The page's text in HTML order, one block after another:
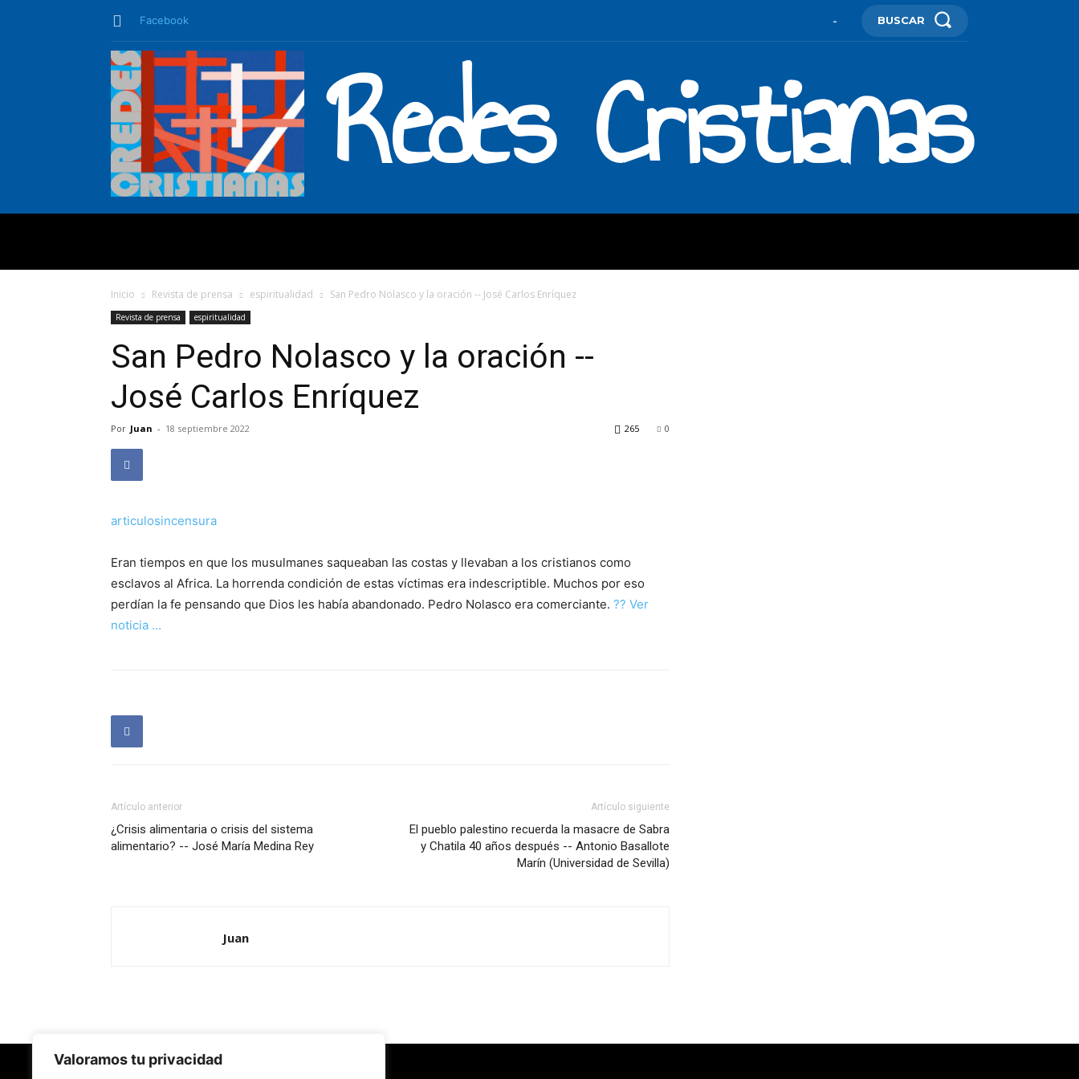
Valoramos tu privacidad
Facebook - BUSCAR
Redes Cristianas
Inicio Revista de prensa espiritualidad San Pedro Nolasco y la oración -- José Carlos Enríquez
Revista de prensa espiritualidad
San Pedro Nolasco y la oración --
José Carlos Enríquez
Por Juan - 18 septiembre 2022 0
265
articulosincensura
Eran tiempos en que los musulmanes saqueaban las costas y llevaban a los cristianos como
esclavos al Africa. La horrenda condición de estas víctimas era indescriptible. Muchos por eso
perdían la fe pensando que Dios les había abandonado. Pedro Nolasco era comerciante. ?? Ver
noticia …
Artículo anterior
¿Crisis alimentaria o crisis del sistema
alimentario? -- José María Medina Rey
Artículo siguiente
El pueblo palestino recuerda la masacre de Sabra
y Chatila 40 años después -- Antonio Basallote
Marín (Universidad de Sevilla)
Juan